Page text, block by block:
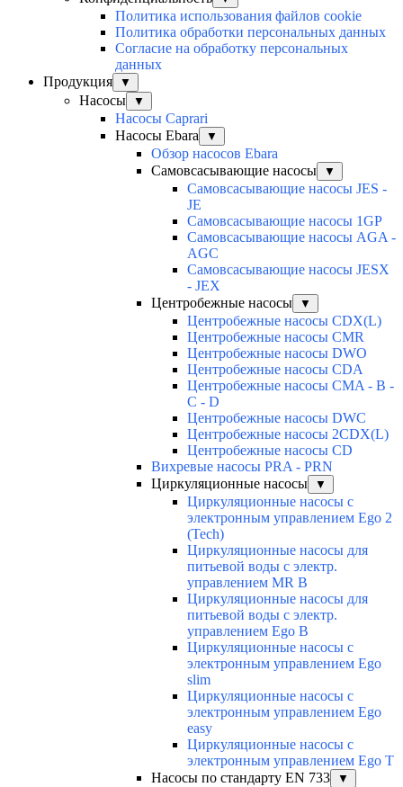
Политика использования файлов cookie
Политика обработки персональных данных
Согласие на обработку персональных
данных
Продукция
▼
Насосы ▼
Насосы Caprari
Насосы Ebara
▼
Обзор насосов Ebara
Самовсасывающие насосы
▼
Самовсасывающие насосы JES -
JE
Самовсасывающие насосы 1GP
Самовсасывающие насосы AGA -
AGC
Самовсасывающие насосы JESX
- JEX
Центробежные насосы
▼
Центробежные насосы CDX(L)
Центробежные насосы CMR
Центробежные насосы DWO
Центробежные насосы CDA
Центробежные насосы CMA - B -
C - D
Центробежные насосы DWC
Центробежные насосы 2CDX(L)
Центробежные насосы CD
Вихревые насосы PRA - PRN
Циркуляционные насосы
▼
Циркуляционные насосы с
электронным управлением Ego 2
(Tech)
Циркуляционные насосы для
питьевой воды с электр.
управлением MR B
Циркуляционные насосы для
питьевой воды с электр.
управлением Ego B
Циркуляционные насосы с
электронным управлением Ego
slim
Циркуляционные насосы с
электронным управлением Ego
easy
Циркуляционные насосы с
электронным управлением Ego T
Насосы по стандарту EN 733
▼